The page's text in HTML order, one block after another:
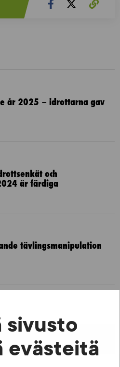
sivusto
evästeitä
år 2025 – idrottarna gav
och
är färdiga
tävlingsmanipulation